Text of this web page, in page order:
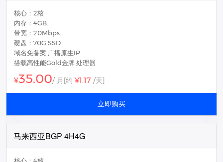
核心：2核
内存：4GB
带宽：20Mbps
硬盘：70G SSD
域名免备案 广播原生IP
搭载高性能Gold金牌 处理器
¥35.00/ 月 [约 ¥1.17 /天]
立即购买
马来西亚BGP 4H4G